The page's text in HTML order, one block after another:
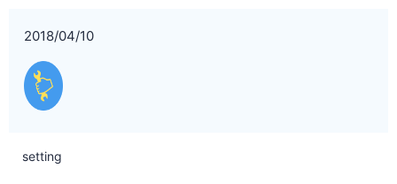
2018/04/10
setting